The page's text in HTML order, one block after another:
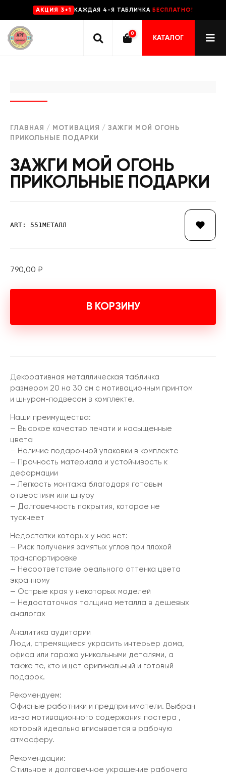
AKЦИЯ 3+1 КАЖДАЯ 4-Я ТАБЛИЧКА БЕСПЛАТНО!
0
КАТАЛОГ
ГЛАВНАЯ / МОТИВАЦИЯ / ЗАЖГИ МОЙ ОГОНЬ
ПРИКОЛЬНЫЕ ПОДАРКИ
ЗАЖГИ МОЙ ОГОНЬ
ПРИКОЛЬНЫЕ ПОДАРКИ
ART: 551МЕТАЛЛ
790,00 ₽
В КОРЗИНУ
Декоративная металлическая табличка
размером 20 на 30 см с мотивационным принтом
и шнуром-подвесом в комплекте.
Наши преимущества:
— Высокое качество печати и насыщенные
цвета
— Наличие подарочной упаковки в комплекте
— Прочность материала и устойчивость к
деформации
— Легкость монтажа благодаря готовым
отверстиям или шнуру
— Долговечность покрытия, которое не
тускнеет
Недостатки которых у нас нет:
— Риск получения замятых углов при плохой
транспортировке
— Несоответствие реального оттенка цвета
экранному
— Острые края у некоторых моделей
— Недостаточная толщина металла в дешевых
аналогах
Аналитика аудитории
Люди, стремящиеся украсить интерьер дома,
офиса или гаража уникальными деталями, а
также те, кто ищет оригинальный и готовый
подарок.
Рекомендуем:
Офисные работники и предприниматели. Выбран
из-за мотивационного содержания постера ,
который идеально вписывается в рабочую
атмосферу.
Рекомендации:
Стильное и долговечное украшение рабочего